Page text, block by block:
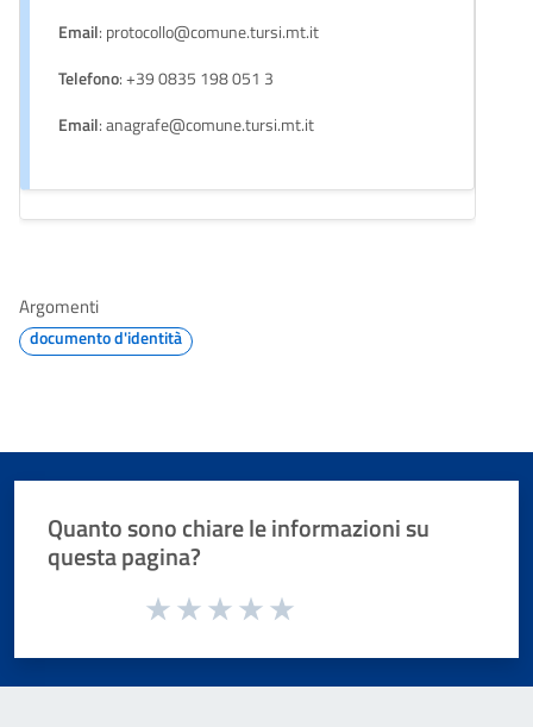
Email: protocollo@comune.tursi.mt.it
Telefono: +39 0835 198 051 3
Email: anagrafe@comune.tursi.mt.it
Argomenti
documento d'identità
Quanto sono chiare le informazioni su
questa pagina?
Valuta da 1 a 5 stelle la pagina